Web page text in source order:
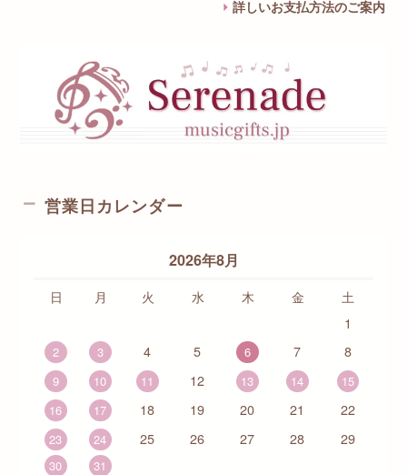
詳しいお支払方法のご案内
営業日カレンダー
2026年8月
日 月 火 水 木 金
土
1
2 3 4 5 6 7 8
9 10 11 12 13 14
15
16
17 18 19 20 21 22
23 24 25 26 27 28 29
30 31